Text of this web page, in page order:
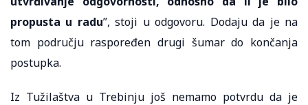
propusta u radu”, stoji u odgovoru. Dodaju da je na
tom području raspoređen drugi šumar do končanja
postupka.
Iz Tužilaštva u Trebinju još nemamo potvrdu da je